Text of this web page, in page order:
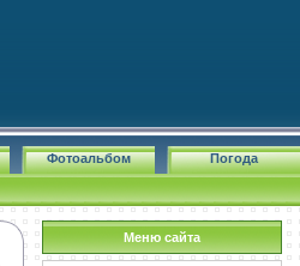
Погода
Фотоальбом
Меню сайта